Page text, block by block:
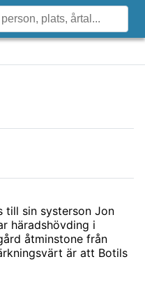
till sin systerson Jon
häradshövding i
åtminstone från
är att Botils